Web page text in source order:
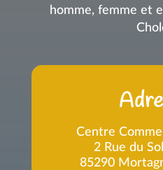
homme, femme et
Centre
2 Rue du
85290